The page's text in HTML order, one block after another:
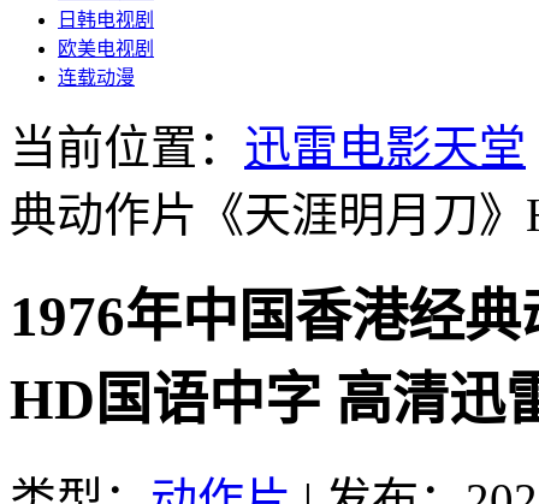
日韩电视剧
欧美电视剧
连载动漫
当前位置： 迅雷电影天堂
典动作片《天涯明月刀
1976年中国香港经
HD国语中字 高清迅